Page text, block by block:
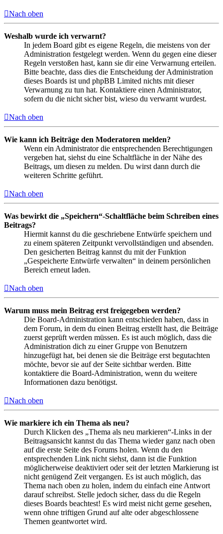
Nach oben
Weshalb wurde ich verwarnt?
In jedem Board gibt es eigene Regeln, die meistens von der
Administration festgelegt werden. Wenn du gegen eine dieser
Regeln verstoßen hast, kann sie dir eine Verwarnung erteilen.
Bitte beachte, dass dies die Entscheidung der Administration
dieses Boards ist und phpBB Limited nichts mit dieser
Verwarnung zu tun hat. Kontaktiere einen Administrator,
sofern du die nicht sicher bist, wieso du verwarnt wurdest.
Nach oben
Wie kann ich Beiträge den Moderatoren melden?
Wenn ein Administrator die entsprechenden Berechtigungen
vergeben hat, siehst du eine Schaltfläche in der Nähe des
Beitrags, um diesen zu melden. Du wirst dann durch die
weiteren Schritte geführt.
Nach oben
Was bewirkt die „Speichern“-Schaltfläche beim Schreiben eines
Beitrags?
Hiermit kannst du die geschriebene Entwürfe speichern und
zu einem späteren Zeitpunkt vervollständigen und absenden.
Den gesicherten Beitrag kannst du mit der Funktion
„Gespeicherte Entwürfe verwalten“ in deinem persönlichen
Bereich erneut laden.
Nach oben
Warum muss mein Beitrag erst freigegeben werden?
Die Board-Administration kann entschieden haben, dass in
dem Forum, in dem du einen Beitrag erstellt hast, die Beiträge
zuerst geprüft werden müssen. Es ist auch möglich, dass die
Administration dich zu einer Gruppe von Benutzern
hinzugefügt hat, bei denen sie die Beiträge erst begutachten
möchte, bevor sie auf der Seite sichtbar werden. Bitte
kontaktiere die Board-Administration, wenn du weitere
Informationen dazu benötigst.
Nach oben
Wie markiere ich ein Thema als neu?
Durch Klicken des „Thema als neu markieren“-Links in der
Beitragsansicht kannst du das Thema wieder ganz nach oben
auf die erste Seite des Forums holen. Wenn du den
entsprechenden Link nicht siehst, dann ist die Funktion
möglicherweise deaktiviert oder seit der letzten Markierung ist
nicht genügend Zeit vergangen. Es ist auch möglich, das
Thema nach oben zu holen, indem du einfach eine Antwort
darauf schreibst. Stelle jedoch sicher, dass du die Regeln
dieses Boards beachtest! Es wird meist nicht gerne gesehen,
wenn ohne triftigen Grund auf alte oder abgeschlossene
Themen geantwortet wird.